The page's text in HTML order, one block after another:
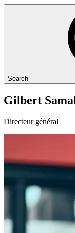
Search
Gilbert
Directeur général